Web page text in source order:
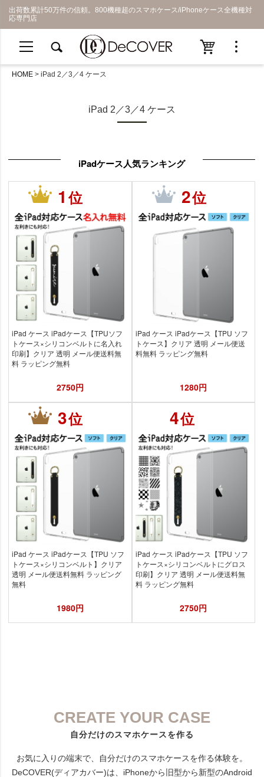
出荷数累計50万件の信頼。800機種超のスマホケース/iPhoneケース全機種対
応専門店
HOME iPad 2／3／4 ケース
iPad 2／3／4 ケース
CREATE YOUR CASE
自分だけのスマホケースを作る
お気に入りの端末で、自分だけのスマホケースを作る体験を。
DeCOVER(ディアカバー)は、iPhoneから旧型から新型のAndroid